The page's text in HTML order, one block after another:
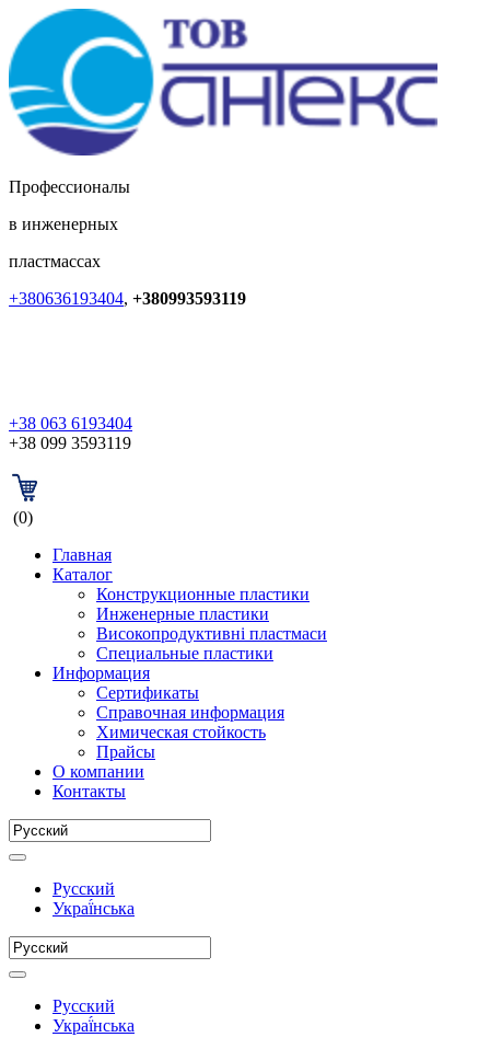
Профессионалы
в инженерных
пластмассах
+380636193404, +380993593119
+38 063 6193404
+38 099 3593119
(0)
Главная
Каталог
Конструкционные пластики
Инженерные пластики
Високопродуктивні пластмаси
Специальные пластики
Информация
Сертификаты
Справочная информация
Химическая стойкость
Прайсы
О компании
Контакты
Русский
Украї́нська
Русский
Украї́нська